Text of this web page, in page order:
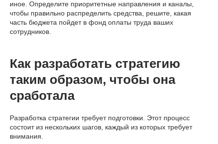
иное. Определите приоритетные направления и каналы,
чтобы правильно распределить средства, решите, какая
часть бюджета пойдет в фонд оплаты труда ваших
сотрудников.
Как разработать стратегию
таким образом, чтобы она
сработала
Разработка стратегии требует подготовки. Этот процесс
состоит из нескольких шагов, каждый из которых требует
внимания.